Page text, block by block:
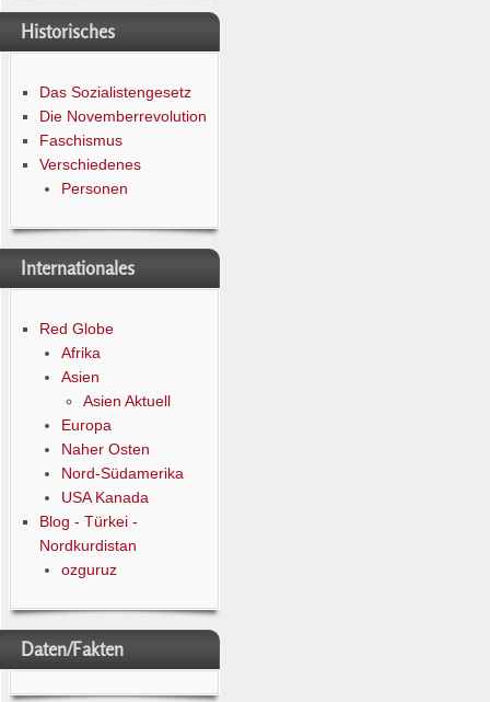
Historisches
Das Sozialistengesetz
Die Novemberrevolution
Faschismus
Verschiedenes
Personen
Internationales
Red Globe
Afrika
Asien
Asien Aktuell
Europa
Naher Osten
Nord-Südamerika
USA Kanada
Blog - Türkei -
Nordkurdistan
ozguruz
Daten/Fakten